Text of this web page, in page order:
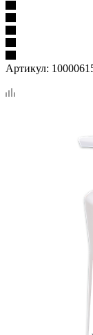
Артикул: